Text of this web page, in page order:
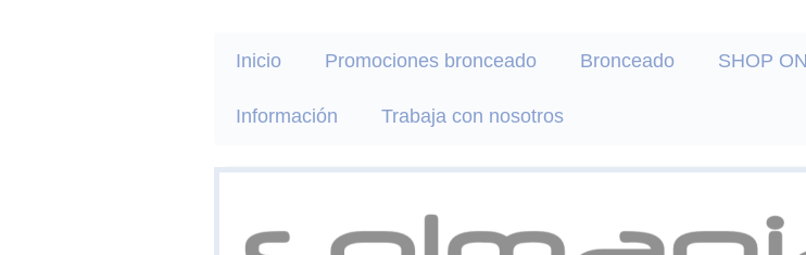
Inicio Promociones bronceado Bronceado SHOP
Información Trabaja con nosotros